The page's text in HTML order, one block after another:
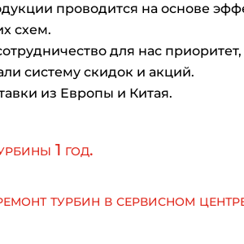
проводится на основе
схем.
для нас
систему скидок и акций.
из Европы и Китая.
1 год.
турбин в сервисном